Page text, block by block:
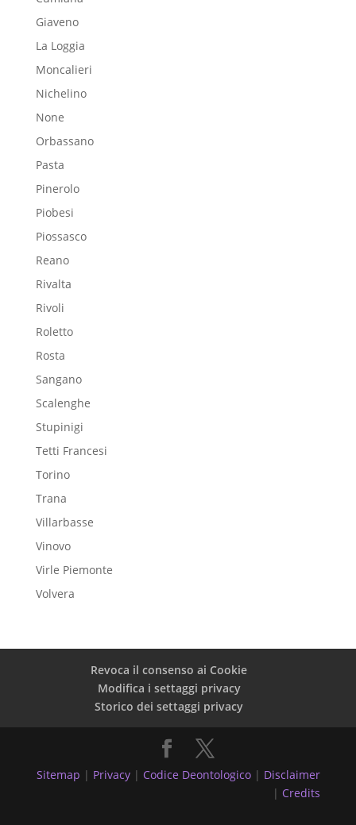
Giaveno
La Loggia
Moncalieri
Nichelino
None
Orbassano
Pasta
Pinerolo
Piobesi
Piossasco
Reano
Rivalta
Rivoli
Roletto
Rosta
Sangano
Scalenghe
Stupinigi
Tetti Francesi
Torino
Trana
Villarbasse
Vinovo
Virle Piemonte
Volvera
Revoca il consenso ai Cookie
Modifica i settaggi privacy
Storico dei settaggi privacy
Sitemap | Privacy | Codice Deontologico | Disclaimer
| Credits